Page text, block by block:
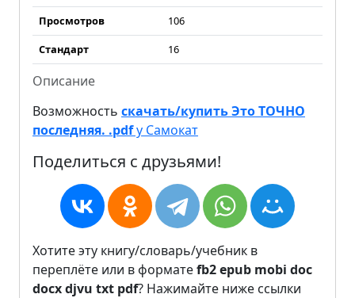
Просмотров
106
Стандарт
16
Описание
Возможность скачать/купить Это ТОЧНО
последняя. .pdfу Самокат
Поделиться с друзьями!
Хотите эту книгу/словарь/учебник в
переплёте или в форматеfb2epub mobi doc
docxdjvu txt pdf? Нажимайте ниже ссылки